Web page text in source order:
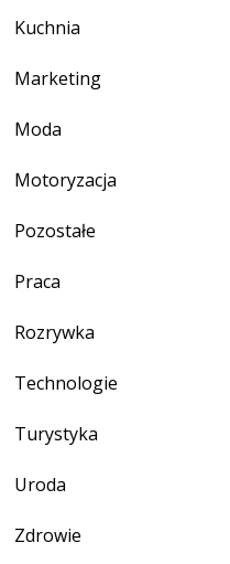
Kuchnia
Marketing
Moda
Motoryzacja
Pozostałe
Praca
Rozrywka
Technologie
Turystyka
Uroda
Zdrowie